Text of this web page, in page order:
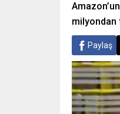
milyondan
Paylaş